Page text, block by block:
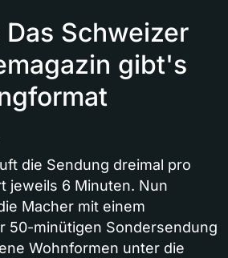
Das Schweizer
gibt's
die Sendung dreimal pro
jeweils 6 Minuten. Nun
Macher mit einem
50-minütigen Sondersendung
Wohnformen unter die